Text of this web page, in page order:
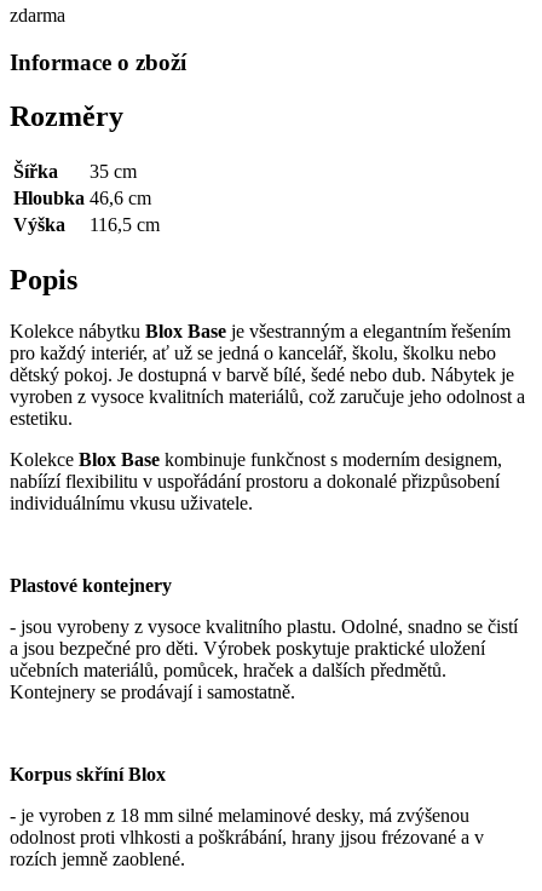
zdarma
Informace o zboží
Rozměry
Šířka
35 cm
Hloubka 46,6 cm
Výška
116,5 cm
Popis
Kolekce nábytku Blox Base je všestranným a elegantním řešením
pro každý interiér, ať už se jedná o kancelář, školu, školku nebo
dětský pokoj. Je dostupná v barvě bílé, šedé nebo dub. Nábytek je
vyroben z vysoce kvalitních materiálů, což zaručuje jeho odolnost a
estetiku.
Kolekce Blox Base kombinuje funkčnost s moderním designem,
nabíízí flexibilitu v uspořádání prostoru a dokonalé přizpůsobení
individuálnímu vkusu uživatele.
Plastové kontejnery
- jsou vyrobeny z vysoce kvalitního plastu. Odolné, snadno se čistí
a jsou bezpečné pro děti. Výrobek poskytuje praktické uložení
učebních materiálů, pomůcek, hraček a dalších předmětů.
Kontejnery se prodávají i samostatně.
Korpus skříní Blox
- je vyroben z 18 mm silné melaminové desky, má zvýšenou
odolnost proti vlhkosti a poškrábání, hrany jjsou frézované a v
rozích jemně zaoblené.